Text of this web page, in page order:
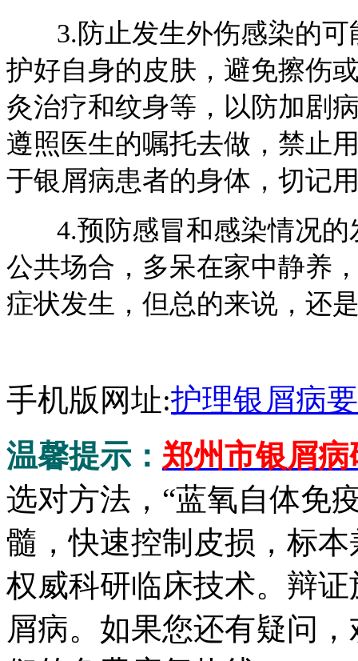
3.防止发生外伤感染的可
护好自身的皮肤，避免擦伤
灸治疗和纹身等，以防加剧
遵照医生的嘱托去做，禁止
于银屑病患者的身体，切记
4.预防感冒和感染情况的
公共场合，多呆在家中静养
症状发生，但总的来说，还
手机版网址:护理银屑病
温馨提示： 郑州市银屑病
选对方法，“蓝氧自体免
髓，快速控制皮损，标
权威科研临床技术。辩
屑病。如果您还有疑问